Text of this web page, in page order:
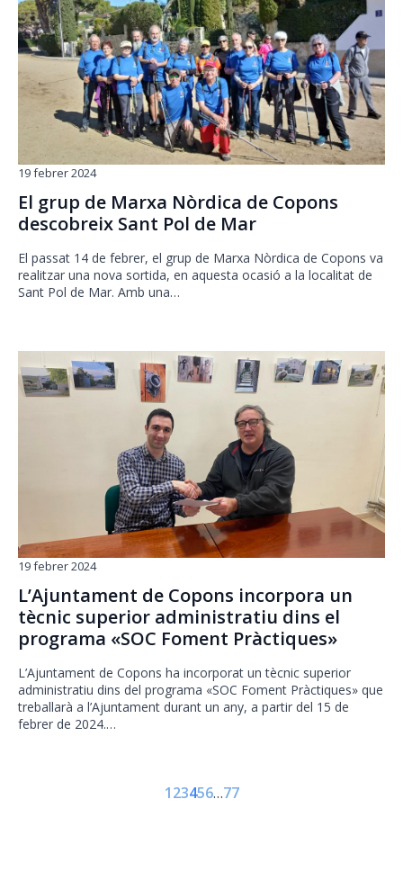
El grup de Marxa Nòrdica de Copons
descobreix Sant Pol de Mar
19 febrer 2024
El passat 14 de febrer, el grup de Marxa Nòrdica de Copons va
realitzar una nova sortida, en aquesta ocasió a la localitat de
Sant Pol de Mar. Amb una…
L’Ajuntament de Copons incorpora un
tècnic superior administratiu dins el
programa «SOC Foment Pràctiques»
19 febrer 2024
L’Ajuntament de Copons ha incorporat un tècnic superior
administratiu dins del programa «SOC Foment Pràctiques» que
treballarà a l’Ajuntament durant un any, a partir del 15 de
febrer de 2024.…
123456…77